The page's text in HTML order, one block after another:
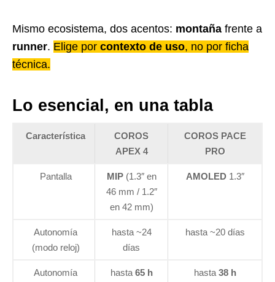
Mismo ecosistema, dos acentos: montaña frente a
runner. Elige por contexto de uso, no por ficha
técnica.
Lo esencial, en una tabla
Característica
COROS
APEX 4
COROS PACE
PRO
Pantalla MIP(1.3″ en
46 mm / 1.2″
en 42 mm)
AMOLED1.3″
Autonomía
(modo reloj)
hasta ~24
días
hasta ~20 días
Autonomía
hasta 65 h
hasta 38 h